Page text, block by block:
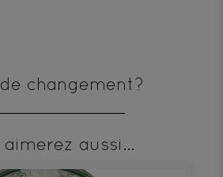
changement?
aussi...